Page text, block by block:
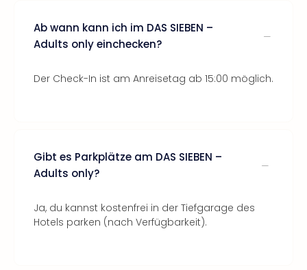
Ab wann kann ich im DAS SIEBEN –
Adults only einchecken?
Der Check-In ist am Anreisetag ab 15:00 möglich.
Gibt es Parkplätze am DAS SIEBEN –
Adults only?
Ja, du kannst kostenfrei in der Tiefgarage des
Hotels parken (nach Verfügbarkeit).